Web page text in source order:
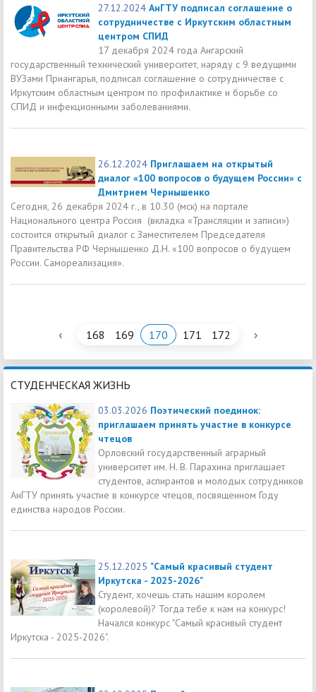
27.12.2024 АнГТУ подписал соглашение о
сотрудничестве с Иркутским областным
центром СПИД
17 декабря 2024 года Ангарский
государственный технический университет, наряду с 9 ведущими
ВУЗами Приангарья, подписал соглашение о сотрудничестве с
Иркутским областным центром по профилактике и борьбе со
СПИД и инфекционными заболеваниями.
26.12.2024 Приглашаем на открытый
диалог «100 вопросов о будущем России» с
Дмитрием Чернышенко
Сегодня, 26 декабря 2024 г., в 10.30 (мск) на портале
Национального центра Россия (вкладка «Трансляции и записи»)
состоится открытый диалог с Заместителем Председателя
Правительства РФ Чернышенко Д.Н. «100 вопросов о будущем
России. Самореализация».
‹ 168 169 170 171 172 ›
СТУДЕНЧЕСКАЯ ЖИЗНЬ
03.03.2026 Поэтический поединок:
приглашаем принять участие в конкурсе
чтецов
Орловский государственный аграрный
университет им. Н. В. Парахина приглашает
студентов, аспирантов и молодых сотрудников
АнГТУ принять участие в конкурсе чтецов, посвященном Году
единства народов России.
25.12.2025 "Самый красивый студент
Иркутска - 2025-2026"
Студент, хочешь стать нашим королем
(королевой)? Тогда тебе к нам на конкурс!
Начался конкурс "Самый красивый студент
Иркутска - 2025-2026".